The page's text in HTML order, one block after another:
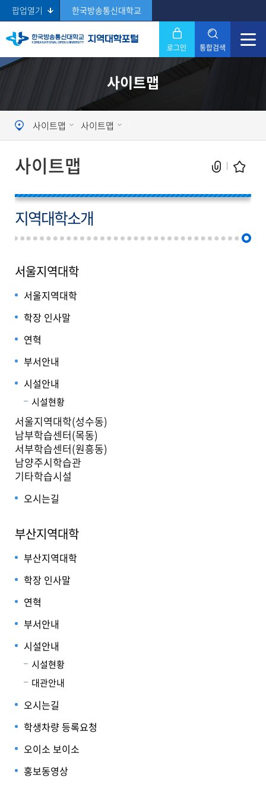
팝업열기 한국방송통신대학교
로그인 통합검색
Search 사이트맵
사이트맵 사이트맵
등록하시겠습니까?
사이트맵
지역대학소개
서울지역대학
서울지역대학
학장 인사말
연혁
부서안내
시설안내
시설현황
서울지역대학(성수동)
남부학습센터(목동)
서부학습센터(원흥동)
남양주시학습관
기타학습시설
오시는길
부산지역대학
부산지역대학
학장 인사말
연혁
부서안내
시설안내
시설현황
대관안내
오시는길
학생차량 등록요청
오이소 보이소
홍보동영상